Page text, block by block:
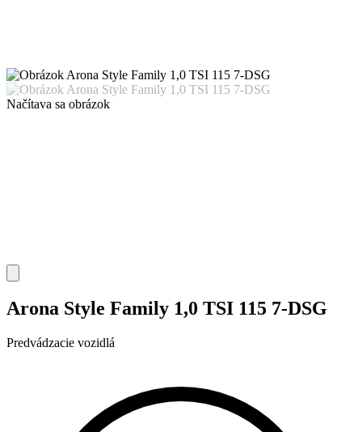
Načítava sa obrázok
Arona Style Family 1,0 TSI 115 7-DSG
Predvádzacie vozidlá